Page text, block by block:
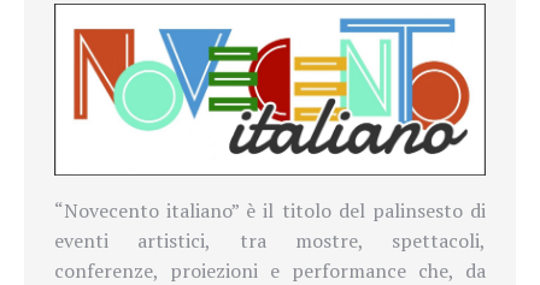
“Novecento italiano” è il titolo del palinsesto di
eventi artistici, tra mostre, spettacoli,
conferenze, proiezioni e performance che, da